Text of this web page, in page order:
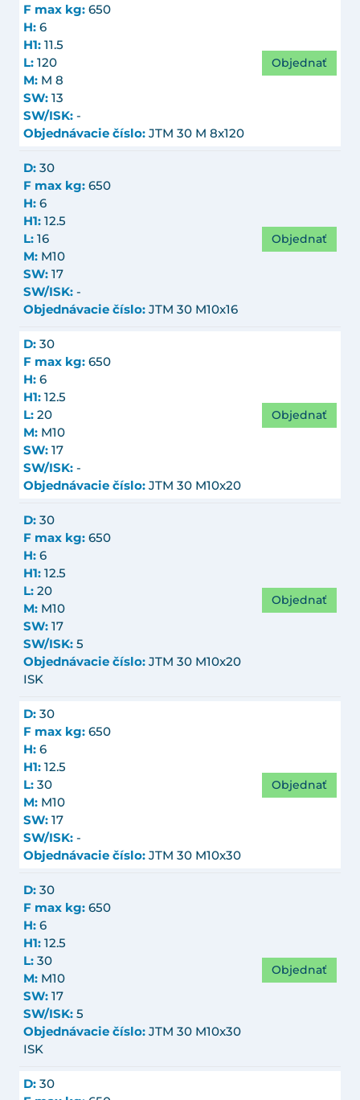
F max kg: 650
H: 6
H1: 11.5
L: 120
M: M 8
SW: 13
SW/ISK: -
Objednávacie číslo: JTM 30 M 8x120
Objednať
D: 30
F max kg: 650
H: 6
H1: 12.5
L: 16
M: M10
SW: 17
SW/ISK: -
Objednávacie číslo: JTM 30 M10x16
Objednať
D: 30
F max kg: 650
H: 6
H1: 12.5
L: 20
M: M10
SW: 17
SW/ISK: -
Objednávacie číslo: JTM 30 M10x20
Objednať
D: 30
F max kg: 650
H: 6
H1: 12.5
L: 20
M: M10
SW: 17
SW/ISK: 5
Objednávacie číslo: JTM 30 M10x20
ISK
Objednať
D: 30
F max kg: 650
H: 6
H1: 12.5
L: 30
M: M10
SW: 17
SW/ISK: -
Objednávacie číslo: JTM 30 M10x30
Objednať
D: 30
F max kg: 650
H: 6
H1: 12.5
L: 30
M: M10
SW: 17
SW/ISK: 5
Objednávacie číslo: JTM 30 M10x30
ISK
Objednať
D: 30